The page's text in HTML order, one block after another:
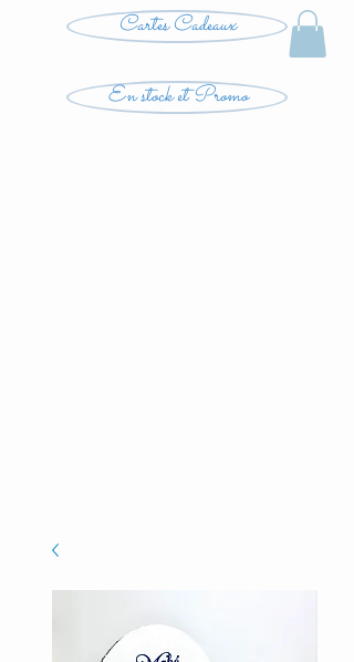
Cartes Cadeaux
En stock et Promo